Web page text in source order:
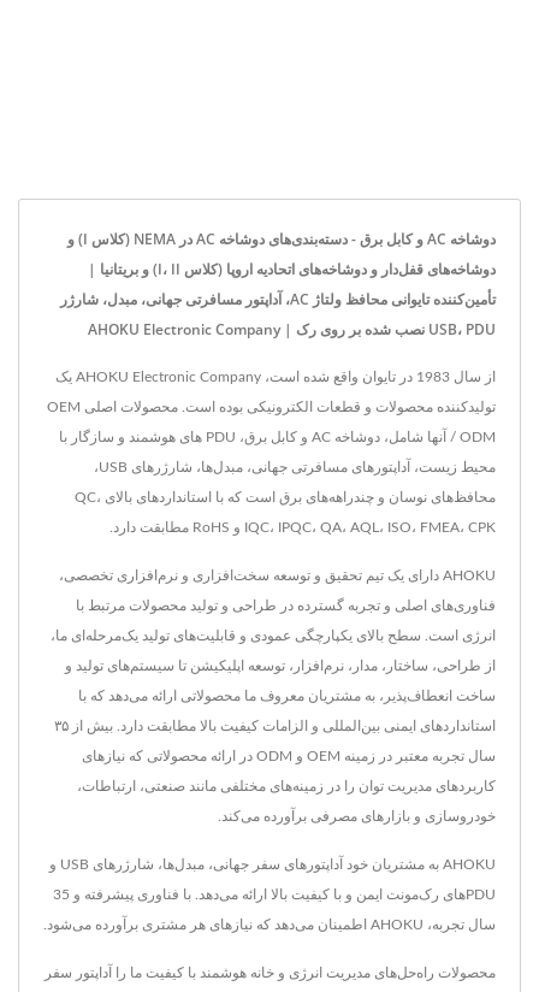
دوشاخه AC و کابل برق - دسته‌بندی‌های دوشاخه AC در NEMA (کلاس I) و
دوشاخه‌های قفل‌دار و دوشاخه‌های اتحادیه اروپا (کلاس I، II) و بریتانیا |
تأمین‌کننده تایوانی محافظ ولتاژ AC، آداپتور مسافرتی جهانی، مبدل، شارژر
USB، PDU نصب شده بر روی رک | AHOKU Electronic Company
از سال 1983 در تایوان واقع شده است، AHOKU Electronic Company یک
تولیدکننده محصولات و قطعات الکترونیکی بوده است. محصولات اصلی OEM
/ ODM آنها شامل، دوشاخه AC و کابل برق، PDU های هوشمند و سازگار با
محیط زیست، آداپتورهای مسافرتی جهانی، مبدل‌ها، شارژرهای USB،
محافظ‌های نوسان و چندراهه‌های برق است که با استانداردهای بالای QC،
IQC، IPQC، QA، AQL، ISO، FMEA، CPK و RoHS مطابقت دارد.
AHOKU دارای یک تیم تحقیق و توسعه سخت‌افزاری و نرم‌افزاری تخصصی،
فناوری‌های اصلی و تجربه گسترده در طراحی و تولید محصولات مرتبط با
انرژی است. سطح بالای یکپارچگی عمودی و قابلیت‌های تولید یک‌مرحله‌ای ما،
از طراحی، ساختار، مدار، نرم‌افزار، توسعه اپلیکیشن تا سیستم‌های تولید و
ساخت انعطاف‌پذیر، به مشتریان معروف ما محصولاتی ارائه می‌دهد که با
استانداردهای ایمنی بین‌المللی و الزامات کیفیت بالا مطابقت دارد. بیش از ۳۵
سال تجربه معتبر در زمینه OEM و ODM در ارائه محصولاتی که نیازهای
کاربردهای مدیریت توان را در زمینه‌های مختلفی مانند صنعتی، ارتباطات،
خودروسازی و بازارهای مصرفی برآورده می‌کند.
AHOKU به مشتریان خود آداپتورهای سفر جهانی، مبدل‌ها، شارژرهای USB و
PDUهای رک‌مونت ایمن و با کیفیت بالا ارائه می‌دهد. با فناوری پیشرفته و 35
سال تجربه، AHOKU اطمینان می‌دهد که نیازهای هر مشتری برآورده می‌شود.
محصولات راه‌حل‌های مدیریت انرژی و خانه هوشمند با کیفیت ما را آداپتور سفر